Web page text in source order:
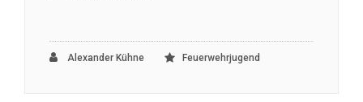
Alexander Kühne Feuerwehrjugend